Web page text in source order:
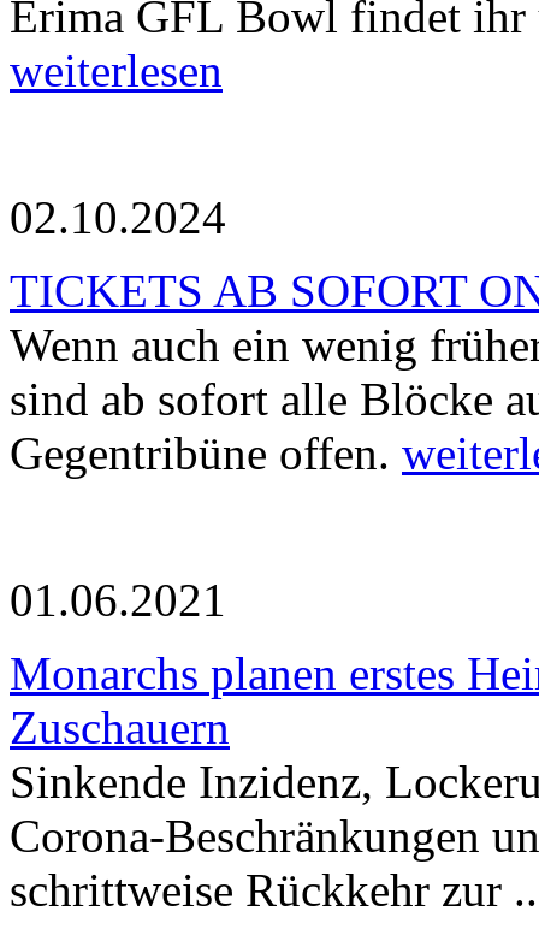
Erima GFL Bowl findet ihr
weiterlesen
02.10.2024
TICKETS AB SOFORT
Wenn auch ein wenig
sind ab sofort alle Blöcke
Gegentribüne offen.
01.06.2021
Monarchs planen erstes
Zuschauern
Sinkende Inzidenz,
Corona-Beschränkungen
schrittweise Rückkehr zur